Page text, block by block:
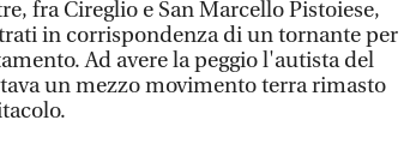
fra Cireglio e San Marcello Pistoiese,
in corrispondenza di un tornante per
Ad avere la peggio l'autista del
un mezzo movimento terra rimasto